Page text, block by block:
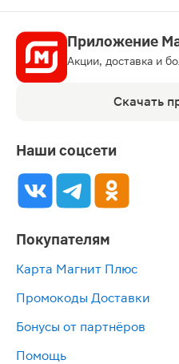
Приложение
Акции, доставка и
Скачать
Наши соцсети
Покупателям
Карта Магнит Плюс
Промокоды Доставки
Бонусы от партнёров
Помощь